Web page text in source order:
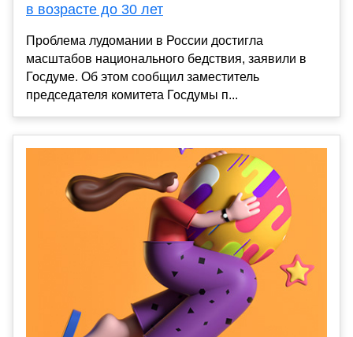
в возрасте до 30 лет
Проблема лудомании в России достигла
масштабов национального бедствия, заявили в
Госдуме. Об этом сообщил заместитель
председателя комитета Госдумы п...